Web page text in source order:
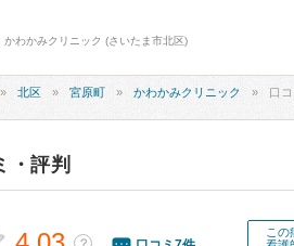
わかみクリニック (さいたま市北区)
北区 宮原町 かわかみクリニック 口コ
・評判
この